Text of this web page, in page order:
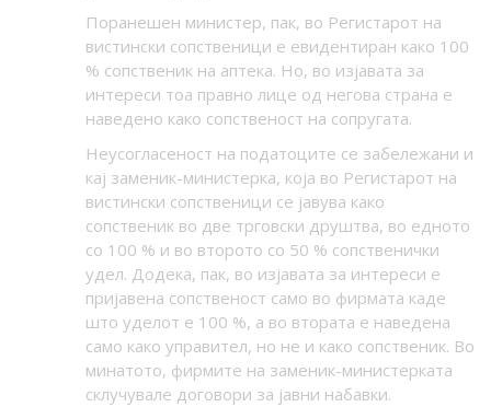
Поранешен министер, пак, во Регистарот на
вистински сопственици е евидентиран како 100
% сопственик на аптека. Но, во изјавата за
интереси тоа правно лице од негова страна е
наведено како сопственост на сопругата.
Неусогласеност на податоците се забележани и
кај заменик-министерка, која во Регистарот на
вистински сопственици се јавува како
сопственик во две трговски друштва, во едното
со 100 % и во второто со 50 % сопственички
удел. Додека, пак, во изјавата за интереси е
пријавена сопственост само во фирмата каде
што уделот е 100 %, а во втората е наведена
само како управител, но не и како сопственик. Во
минатото, фирмите на заменик-министерката
склучувале договори за јавни набавки.